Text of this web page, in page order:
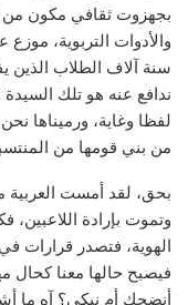
سنة آلاف الطلاب الذين
ندافع عنه هو تلك
لفظا وغاية، ورميناها
من بني قومها من
بحق، لقد أمست
وتموت بإرادة اللاعبين،
الهوية، فتصدر قرارات
فيصبح حالها معنا
أنضحك أم نبكي؟ آه ما